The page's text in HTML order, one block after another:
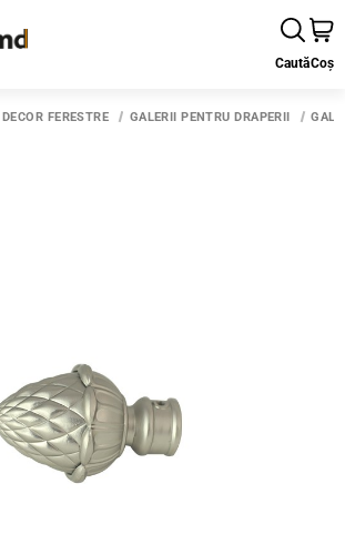
CautăCoș
DECOR FERESTRE GALERII PENTRU DRAPERII